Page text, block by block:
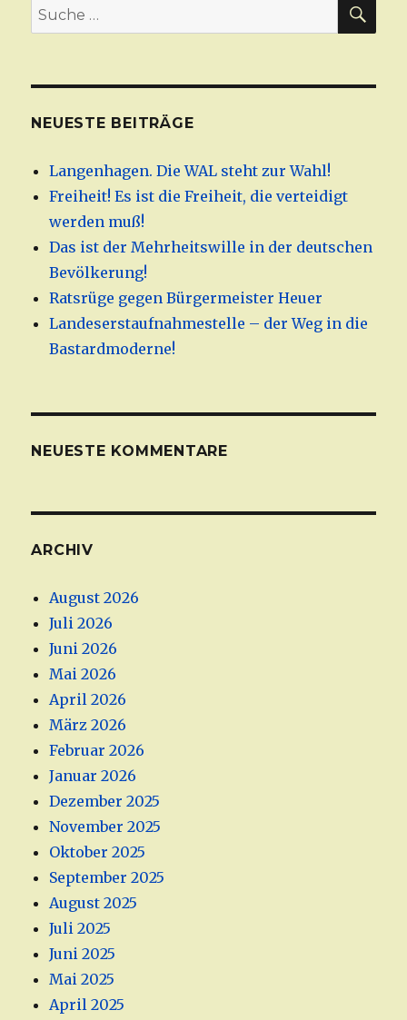
Suche
nach:
NEUESTE BEITRÄGE
Langenhagen. Die WAL steht zur Wahl!
Freiheit! Es ist die Freiheit, die verteidigt
werden muß!
Das ist der Mehrheitswille in der deutschen
Bevölkerung!
Ratsrüge gegen Bürgermeister Heuer
Landeserstaufnahmestelle – der Weg in die
Bastardmoderne!
NEUESTE KOMMENTARE
ARCHIV
August 2026
Juli 2026
Juni 2026
Mai 2026
April 2026
März 2026
Februar 2026
Januar 2026
Dezember 2025
November 2025
Oktober 2025
September 2025
August 2025
Juli 2025
Juni 2025
Mai 2025
April 2025